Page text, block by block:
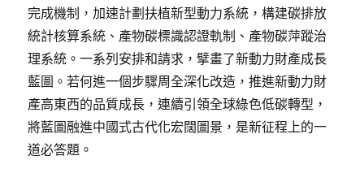
完成機制，加速計劃扶植新型動力系統，構建碳排放
統計核算系統、產物碳標識認證軌制、產物碳萍蹤治
理系統。一系列安排和請求，擘畫了新動力財產成長
藍圖。若何進一個步驟周全深化改造，推進新動力財
產高東西的品質成長，連續引領全球綠色低碳轉型，
將藍圖融進中國式古代化宏闊圖景，是新征程上的一
道必答題。